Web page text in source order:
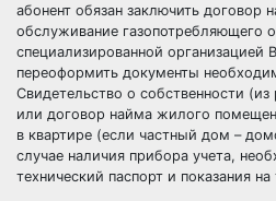
абонент обязан заключить договор
обслуживание газопотребляющего
специализированной организацией
переоформить документы
Свидетельство о собственности
или договор найма жилого
в квартире (если частный дом –
случае наличия прибора учета,
технический паспорт и показания